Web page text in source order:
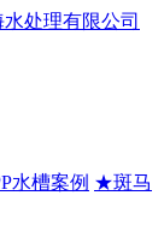
水槽案例 ★斑马